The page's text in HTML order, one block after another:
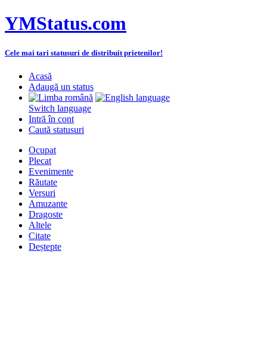
YMStatus.com
Cele mai tari statusuri de distribuit prietenilor!
Acasă
Adaugă un status
Switch language
Intră în cont
Caută statusuri
Ocupat
Plecat
Evenimente
Răutate
Versuri
Amuzante
Dragoste
Altele
Citate
Deștepte